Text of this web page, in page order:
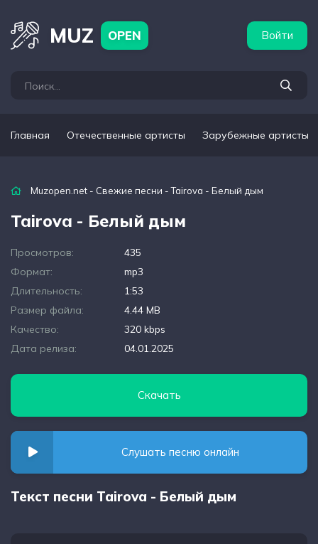
MUZ OPEN Войти
Главная Отечественные артисты Зарубежные артисты
Muzopen.net - Свежие песни - Tairova - Белый дым
Tairova - Белый дым
Просмотров:
435
Формат:
mp3
Длительность:
1:53
Размер файла:
4.44 MB
Качество:
320 kbps
Дата релиза:
04.01.2025
Скачать
Слушать песню онлайн
Текст песни Tairova - Белый дым
артисты Популярные подборки